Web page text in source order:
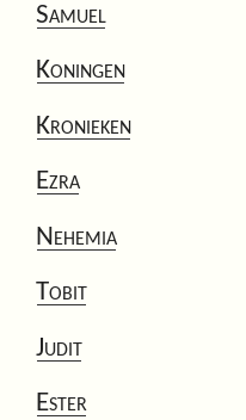
Samuel
Koningen
Kronieken
Ezra
Nehemia
Tobit
Judit
Ester